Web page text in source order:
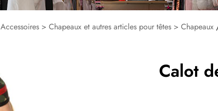
Accessoires > Chapeaux et autres articles pour têtes > Chapeaux
Calot